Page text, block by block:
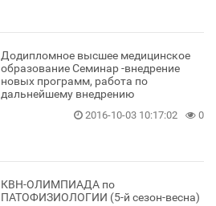
Додипломное высшее медицинское
образование Семинар -внедрение
новых программ, работа по
дальнейшему внедрению
2016-10-03 10:17:02 0
КВН-ОЛИМПИАДА по
ПАТОФИЗИОЛОГИИ (5-й сезон-весна)